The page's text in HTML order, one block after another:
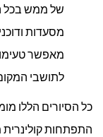
של ממש בכל
מסעדות
מאפשר
לתושבי
כל הסיורים הללו
התפתחות קולינרית